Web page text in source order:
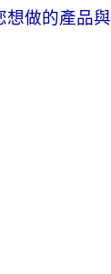
想做的產品